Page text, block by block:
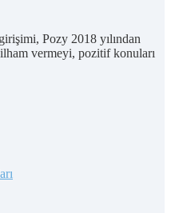
Pozy 2018 yılından
vermeyi, pozitif konuları